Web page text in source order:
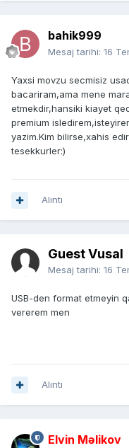
bahik999
Mesaj tarihi: 16
Yaxsi movzu secmisiz
bacariram,ama mene
etmekdir,hansiki kiayet
premium
yazim.Kim bilirse,xahis
tesekkurler:)
Alıntı
Guest Vusal
Mesaj tarihi: 16
USB-den format etmeyin
vererem men
Alıntı
Elvin Məlikov